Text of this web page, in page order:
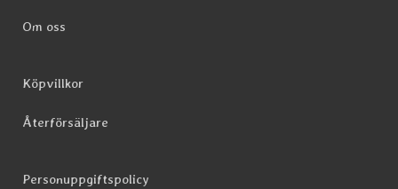
Om oss
Köpvillkor
Återförsäljare
Personuppgiftspolicy